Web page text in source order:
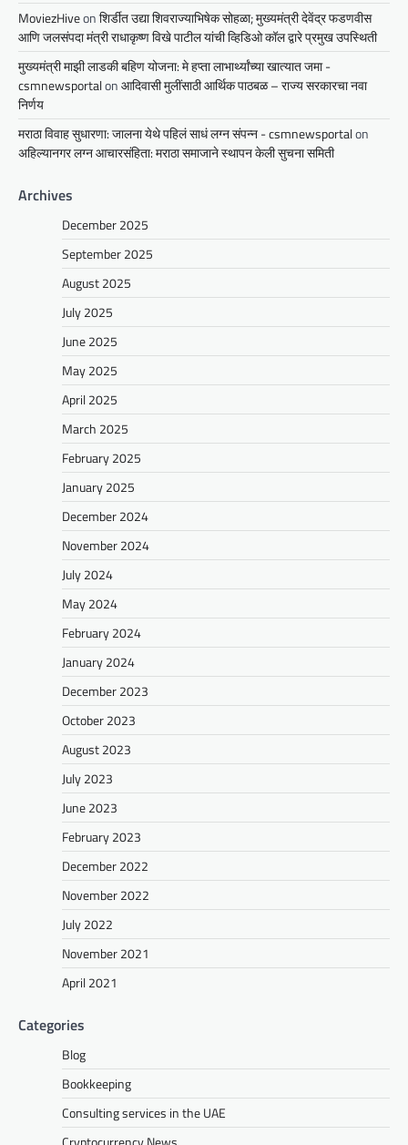
MoviezHiveonशिर्डीत उद्या शिवराज्याभिषेक सोहळा; मुख्यमंत्री देवेंद्र फडणवीस
आणि जलसंपदा मंत्री राधाकृष्ण विखे पाटील यांची व्हिडिओ कॉल द्वारे प्रमुख उपस्थिती
मुख्यमंत्री माझी लाडकी बहिण योजना: मे हप्ता लाभार्थ्यांच्या खात्यात जमा -
csmnewsportalonआदिवासी मुलींसाठी आर्थिक पाठबळ – राज्य सरकारचा नवा
निर्णय
मराठा विवाह सुधारणा: जालना येथे पहिलं साधं लग्न संपन्न - csmnewsportalon
अहिल्यानगर लग्न आचारसंहिता: मराठा समाजाने स्थापन केली सुचना समिती
Archives
December 2025
September 2025
August 2025
July 2025
June 2025
May 2025
April 2025
March 2025
February 2025
January 2025
December 2024
November 2024
July 2024
May 2024
February 2024
January 2024
December 2023
October 2023
August 2023
July 2023
June 2023
February 2023
December 2022
November 2022
July 2022
November 2021
April 2021
Categories
Blog
Bookkeeping
Consulting services in the UAE